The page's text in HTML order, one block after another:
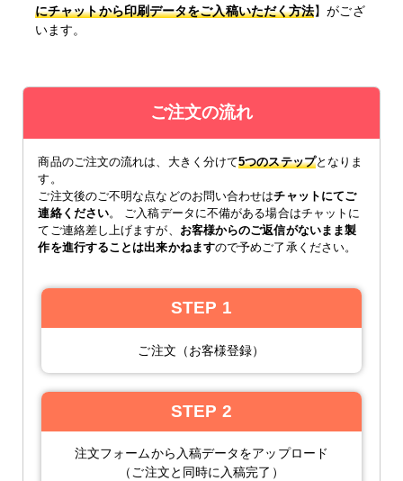
にチャットから印刷データをご入稿いただく方法】がござ
います。
ご注文の流れ
商品のご注文の流れは、大きく分けて5つのステップとなりま
す。
ご注文後のご不明な点などのお問い合わせはチャットにてご
連絡ください。 ご入稿データに不備がある場合はチャットに
てご連絡差し上げますが、 お客様からのご返信がないまま製
作を進行することは出来かねますので予めご了承ください。
STEP 1
ご注文（お客様登録）
STEP 2
注文フォームから入稿データをアップロード
（ご注文と同時に入稿完了）